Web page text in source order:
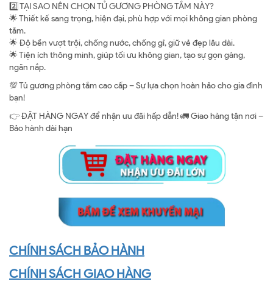
2️⃣ TẠI SAO NÊN CHỌN TỦ GƯƠNG PHÒNG TẮM NÀY?
🌟 Thiết kế sang trọng, hiện đại, phù hợp với mọi không gian phòng
tắm.
🌟 Độ bền vượt trội, chống nước, chống gỉ, giữ vẻ đẹp lâu dài.
🌟 Tiện ích thông minh, giúp tối ưu không gian, tạo sự gọn gàng,
ngăn nắp.
💯 Tủ gương phòng tắm cao cấp – Sự lựa chọn hoàn hảo cho gia đình
bạn!
👉 ĐẶT HÀNG NGAY để nhận ưu đãi hấp dẫn! 🚛 Giao hàng tận nơi –
Bảo hành dài hạn
CHÍNH SÁCH BẢO HÀNH
CHÍNH SÁCH GIAO HÀNG